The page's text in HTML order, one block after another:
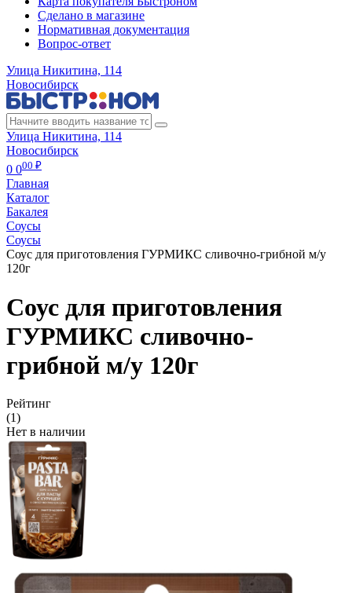
Сделано в магазине
Нормативная документация
Вопрос-ответ
Улица Никитина, 114
Новосибирск
Улица Никитина, 114
Новосибирск
0 000 ₽
Главная
Каталог
Бакалея
Соусы
Соусы
Соус для приготовления ГУРМИКС сливочно-грибной м/у
120г
Соус для приготовления
ГУРМИКС сливочно-
грибной м/у 120г
Рейтинг
(1)
Нет в наличии